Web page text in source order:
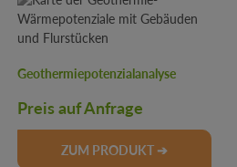
Geothermiepotenzialanalyse
Preis auf Anfrage
ZUM PRODUKT ➔